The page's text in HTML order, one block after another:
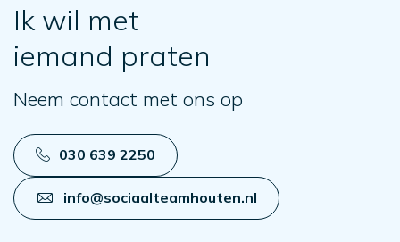
Ik wil met
iemand praten
Neem contact met ons op
030 639 2250
info@sociaalteamhouten.nl